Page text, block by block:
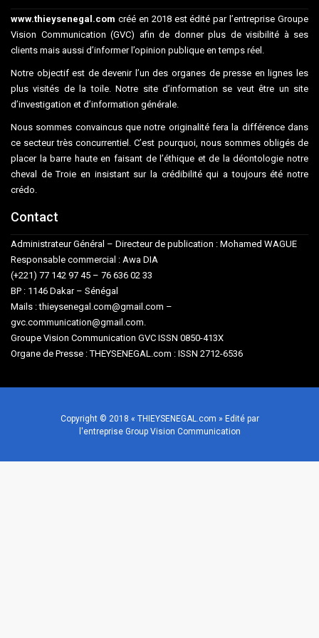
www.thieysenegal.com créé en 2018 est édité par l’entreprise Groupe
Vision Communication (GVC) afin de donner plus de visibilité à ses
clients mais aussi d’informer l’opinion publique en temps réel.
Notre objectif est de devenir l’un des organes de presse en lignes les
plus visités de la toile. Notre site d’information se veut être un site
d’investigation et d’information générale.
Nous sommes convaincus que notre originalité fera la différence dans
ce secteur très concurrentiel. C’est pourquoi, nous sommes obligés de
placer la barre haute en faisant de l’éthique et de la déontologie notre
cheval de Troie en insistant sur la crédibilité qui a toujours été notre
crédo.
Contact
Administrateur Général – Directeur de publication : Mohamed WAGUE
Responsable commercial : Awa DIA
(+221) 77 142 97 45 – 76 636 02 33
BP : 1146 Dakar – Sénégal
Mails : thieysenegal.com@gmail.com –
gvc.communication@gmail.com.
Groupe Vision Communication GVC ISSN 0850-413X
Organe de Presse : THEYSENEGAL.com : ISSN 2712-6536
Copyright © 2018 « THIEYSENEGAL.com » Edité par
l'entreprise Group Vision Communication